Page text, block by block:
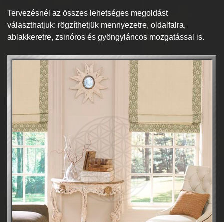
Tervezésnél az összes lehetséges megoldást
választhatjuk: rögzíthetjük mennyezetre, oldalfalra,
ablakkeretre, zsinóros és gyöngyláncos mozgatással is.